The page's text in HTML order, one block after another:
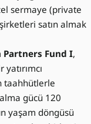
sermaye (private
satın almak
Partners Fund I,
taahhütlerle
gücü 120
yaşam döngüsü